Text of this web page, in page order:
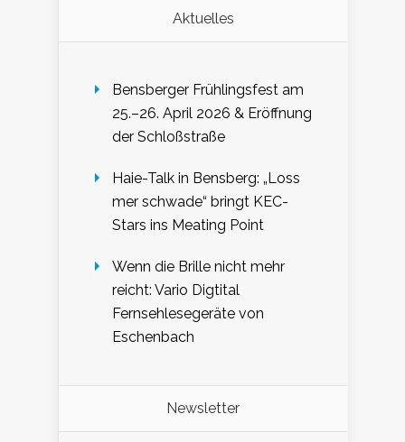
Aktuelles
Bensberger Frühlingsfest am
25.–26. April 2026 & Eröffnung
der Schloßstraße
Haie-Talk in Bensberg: „Loss
mer schwade“ bringt KEC-
Stars ins Meating Point
Wenn die Brille nicht mehr
reicht: Vario Digtital
Fernsehlesegeräte von
Eschenbach
Newsletter